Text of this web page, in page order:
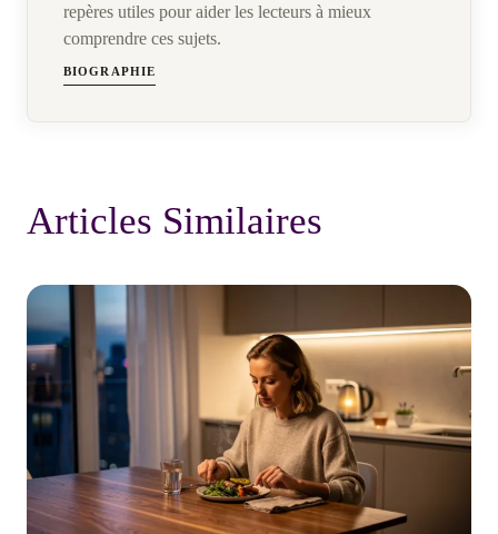
repères utiles pour aider les lecteurs à mieux
comprendre ces sujets.
BIOGRAPHIE
Articles Similaires